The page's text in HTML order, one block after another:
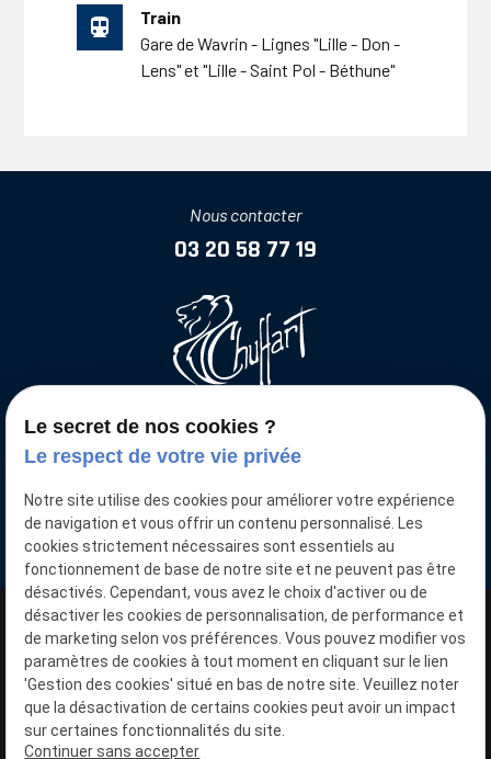
directions_subway
Train
Gare de Wavrin - Lignes "Lille - Don -
Lens" et "Lille - Saint Pol - Béthune"
Nous contacter
03 20 58 77 19
15 Pl. de la Gare
59136 WAVRIN
N° SIRET : 40357091400032
Plan du site
Mentions légales
Le secret de nos cookies ?
Le respect de votre vie privée
Notre site utilise des cookies pour améliorer votre expérience
de navigation et vous offrir un contenu personnalisé. Les
cookies strictement nécessaires sont essentiels au
fonctionnement de base de notre site et ne peuvent pas être
désactivés. Cependant, vous avez le choix d'activer ou de
désactiver les cookies de personnalisation, de performance et
de marketing selon vos préférences. Vous pouvez modifier vos
paramètres de cookies à tout moment en cliquant sur le lien
'Gestion des cookies' situé en bas de notre site. Veuillez noter
que la désactivation de certains cookies peut avoir un impact
sur certaines fonctionnalités du site.
Continuer sans accepter